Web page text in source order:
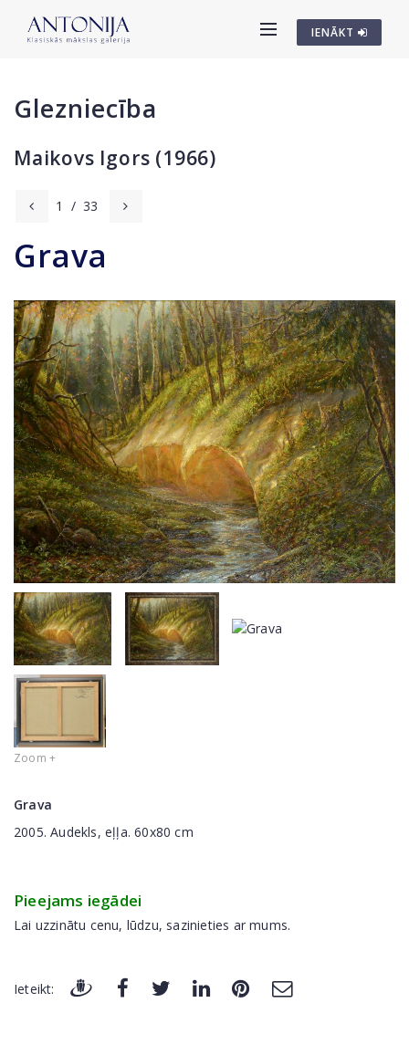
IENĀKT
Glezniecība
Maikovs Igors (1966)
1 / 33
Grava
Zoom +
Grava
2005. Audekls, eļļa. 60x80 cm
Pieejams iegādei
Lai uzzinātu cenu, lūdzu, sazinieties ar mums.
Ieteikt: